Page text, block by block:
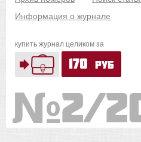
Информация о журнале
купить журнал целиком за
170 руб
2/